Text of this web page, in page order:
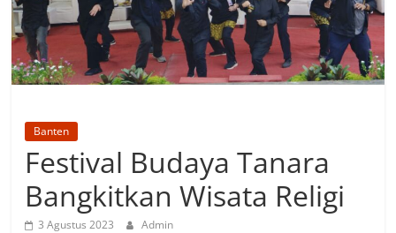
Banten
Festival Budaya Tanara
Bangkitkan Wisata Religi
3 Agustus 2023 Admin